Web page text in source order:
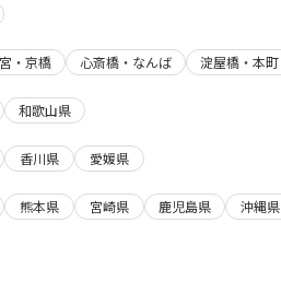
・京橋 心斎橋・なんば 淀屋橋・本町
和歌山県
香川県 愛媛県
熊本県 宮崎県 鹿児島県 沖縄県